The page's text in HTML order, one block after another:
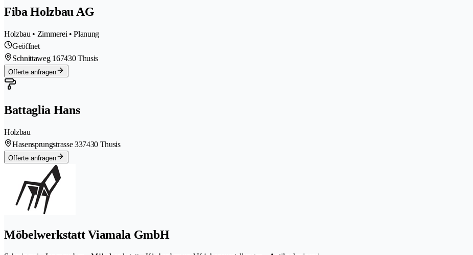
Fiba Holzbau AG
Holzbau • Zimmerei • Planung
Geöffnet
Schnittaweg 167430 Thusis
Offerte anfragen
Battaglia Hans
Holzbau
Hasensprungstrasse 337430 Thusis
Offerte anfragen
Möbelwerkstatt Viamala GmbH